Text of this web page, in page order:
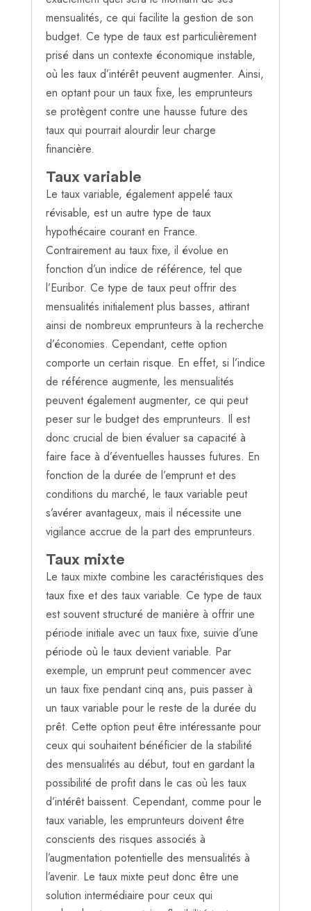
mensualités, ce qui facilite la gestion de son
budget. Ce type de taux est particulièrement
prisé dans un contexte économique instable,
où les taux d’intérêt peuvent augmenter. Ainsi,
en optant pour un taux fixe, les emprunteurs
se protègent contre une hausse future des
taux qui pourrait alourdir leur charge
financière.
Taux variable
Le taux variable, également appelé taux
révisable, est un autre type de taux
hypothécaire courant en France.
Contrairement au taux fixe, il évolue en
fonction d’un indice de référence, tel que
l’Euribor. Ce type de taux peut offrir des
mensualités initialement plus basses, attirant
ainsi de nombreux emprunteurs à la recherche
d’économies. Cependant, cette option
comporte un certain risque. En effet, si l’indice
de référence augmente, les mensualités
peuvent également augmenter, ce qui peut
peser sur le budget des emprunteurs. Il est
donc crucial de bien évaluer sa capacité à
faire face à d’éventuelles hausses futures. En
fonction de la durée de l’emprunt et des
conditions du marché, le taux variable peut
s’avérer avantageux, mais il nécessite une
vigilance accrue de la part des emprunteurs.
Taux mixte
Le taux mixte combine les caractéristiques des
taux fixe et des taux variable. Ce type de taux
est souvent structuré de manière à offrir une
période initiale avec un taux fixe, suivie d’une
période où le taux devient variable. Par
exemple, un emprunt peut commencer avec
un taux fixe pendant cinq ans, puis passer à
un taux variable pour le reste de la durée du
prêt. Cette option peut être intéressante pour
ceux qui souhaitent bénéficier de la stabilité
des mensualités au début, tout en gardant la
possibilité de profit dans le cas où les taux
d’intérêt baissent. Cependant, comme pour le
taux variable, les emprunteurs doivent être
conscients des risques associés à
l’augmentation potentielle des mensualités à
l’avenir. Le taux mixte peut donc être une
solution intermédiaire pour ceux qui